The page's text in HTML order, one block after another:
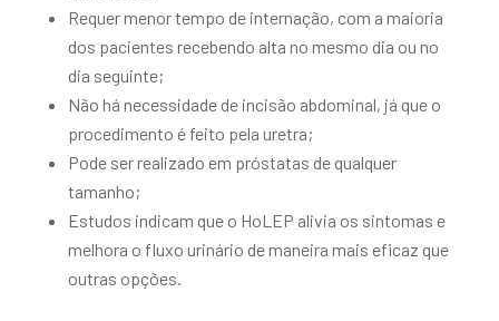
Requer menor tempo de internação, com a maioria
dos pacientes recebendo alta no mesmo dia ou no
dia seguinte;
Não há necessidade de incisão abdominal, já que o
procedimento é feito pela uretra;
Pode ser realizado em próstatas de qualquer
tamanho;
Estudos indicam que o HoLEP alivia os sintomas e
melhora o fluxo urinário de maneira mais eficaz que
outras opções.